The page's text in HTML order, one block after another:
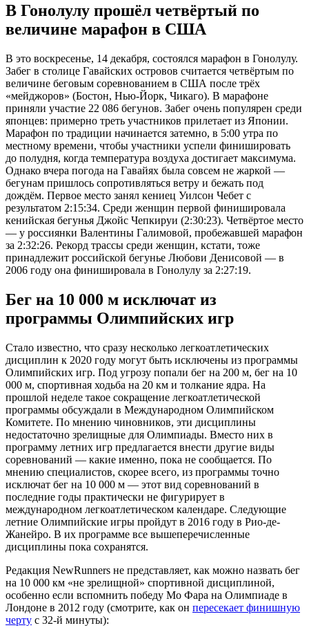
В Гонолулу прошёл четвёртый по
величине марафон в США
В это воскресенье, 14 декабря, состоялся марафон в Гонолулу.
Забег в столице Гавайских островов считается четвёртым по
величине беговым соревнованием в США после трёх
«мейджоров» (Бостон, Нью-Йорк, Чикаго). В марафоне
приняли участие 22 086 бегунов. Забег очень популярен среди
японцев: примерно треть участников прилетает из Японии.
Марафон по традиции начинается затемно, в 5:00 утра по
местному времени, чтобы участники успели финишировать
до полудня, когда температура воздуха достигает максимума.
Однако вчера погода на Гавайях была совсем не жаркой —
бегунам пришлось сопротивляться ветру и бежать под
дождём. Первое место занял кениец Уилсон Чебет с
результатом 2:15:34. Среди женщин первой финишировала
кенийская бегунья Джойс Чепкируи (2:30:23). Четвёртое место
— у россиянки Валентины Галимовой, пробежавшей марафон
за 2:32:26. Рекорд трассы среди женщин, кстати, тоже
принадлежит российской бегунье Любови Денисовой — в
2006 году она финишировала в Гонолулу за 2:27:19.
Бег на 10 000 м исключат из
программы Олимпийских игр
Стало известно, что сразу несколько легкоатлетических
дисциплин к 2020 году могут быть исключены из программы
Олимпийских игр. Под угрозу попали бег на 200 м, бег на 10
000 м, спортивная ходьба на 20 км и толкание ядра. На
прошлой неделе такое сокращение легкоатлетической
программы обсуждали в Международном Олимпийском
Комитете. По мнению чиновников, эти дисциплины
недостаточно зрелищные для Олимпиады. Вместо них в
программу летних игр предлагается внести другие виды
соревнований — какие именно, пока не сообщается. По
мнению специалистов, скорее всего, из программы точно
исключат бег на 10 000 м — этот вид соревнований в
последние годы практически не фигурирует в
международном легкоатлетическом календаре. Следующие
летние Олимпийские игры пройдут в 2016 году в Рио-де-
Жанейро. В их программе все вышеперечисленные
дисциплины пока сохранятся.
Редакция NewRunners не представляет, как можно назвать бег
на 10 000 км «не зрелищной» спортивной дисциплиной,
особенно если вспомнить победу Мо Фара на Олимпиаде в
Лондоне в 2012 году (смотрите, как он пересекает финишную
черту с 32-й минуты):